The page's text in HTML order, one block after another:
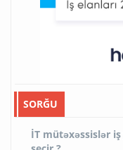
SORĞU
İT mütəxəssislər